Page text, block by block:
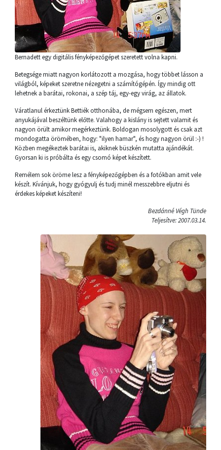
Bernadett egy digitális fényképezőgépet szeretett volna kapni.
Betegsége miatt nagyon korlátozott a mozgása, hogy többet lásson a
világból, képeket szeretne nézegetni a számítógépén. Így mindig ott
lehetnek a barátai, rokonai, a szép táj, egy-egy virág, az állatok.
Váratlanul érkeztünk Bettiék otthonába, de mégsem egészen, mert
anyukájával beszéltünk előtte. Valahogy a kislány is sejtett valamit és
nagyon örült amikor megérkeztünk. Boldogan mosolygott és csak azt
mondogatta örömében, hogy: "ilyen hamar", és hogy nagyon örül :-) !
Közben megékeztek barátai is, akiknek büszkén mutatta ajándékát.
Gyorsan ki is próbálta és egy csomó képet készített.
Remélem sok öröme lesz a fényképezőgépben és a fotókban amit vele
készít. Kívánjuk, hogy gyógyulj és tudj minél messzebbre eljutni és
érdekes képeket készíteni!
Bezdánné Végh Tünde
Teljesítve: 2007.03.14.